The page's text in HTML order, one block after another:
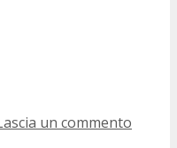
un commento